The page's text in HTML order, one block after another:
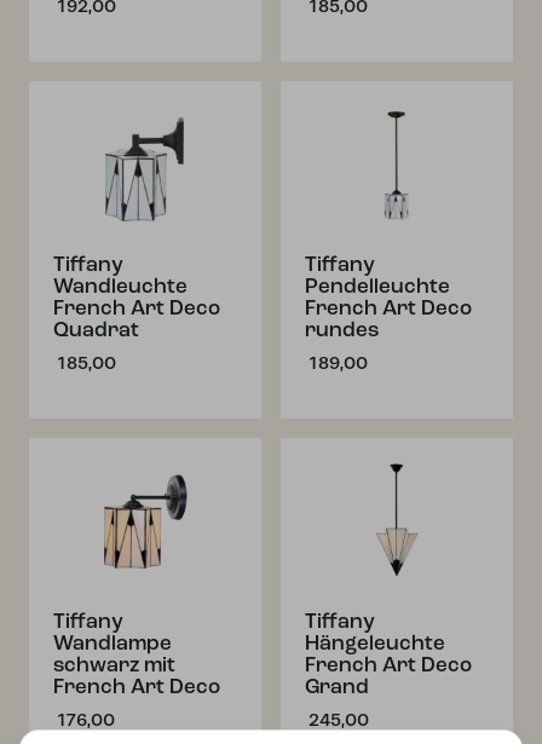
192,00 185,00
Tiffany
Wandleuchte
French Art Deco
Quadrat
185,00
Tiffany
Pendelleuchte
French Art Deco
rundes
189,00
Tiffany
Wandlampe
schwarz mit
French Art Deco
176,00
Tiffany
Hängeleuchte
French Art Deco
Grand
245,00